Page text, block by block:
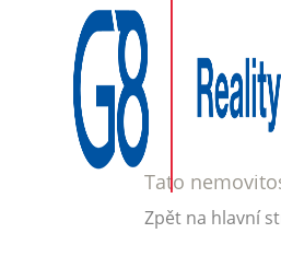
Tato
Zpět na hlavní